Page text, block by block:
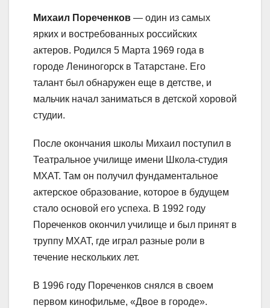
Михаил Пореченков — один из самых
ярких и востребованных российских
актеров. Родился 5 Марта 1969 года в
городе Лениногорск в Татарстане. Его
талант был обнаружен еще в детстве, и
мальчик начал заниматься в детской хоровой
студии.
После окончания школы Михаил поступил в
Театральное училище имени Школа-студия
МХАТ. Там он получил фундаментальное
актерское образование, которое в будущем
стало основой его успеха. В 1992 году
Пореченков окончил училище и был принят в
труппу МХАТ, где играл разные роли в
течение нескольких лет.
В 1996 году Пореченков снялся в своем
первом кинофильме, «Двое в городе».